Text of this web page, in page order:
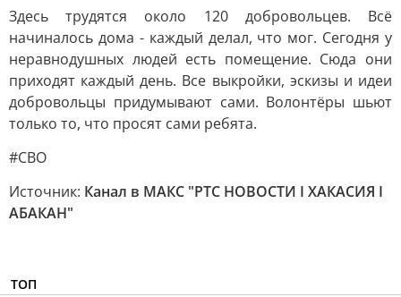
Здесь трудятся около 120 добровольцев. Всё
начиналось дома - каждый делал, что мог. Сегодня у
неравнодушных людей есть помещение. Сюда они
приходят каждый день. Все выкройки, эскизы и идеи
добровольцы придумывают сами. Волонтёры шьют
только то, что просят сами ребята.
#СВО
Источник: Канал в МАКС "РТС НОВОСТИ I ХАКАСИЯ I
АБАКАН"
ТОП